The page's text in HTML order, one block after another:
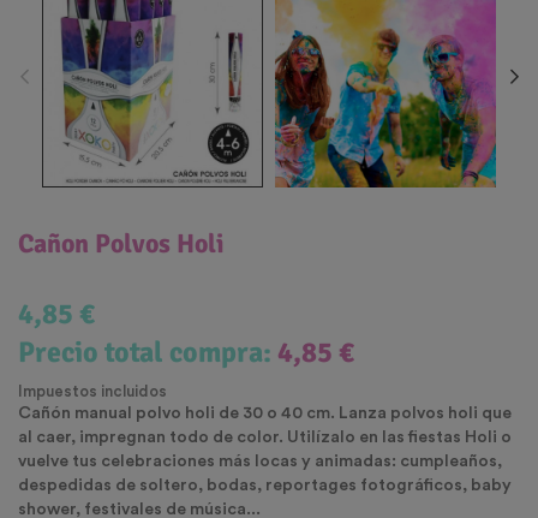
Cañon Polvos Holi
4,85 €
Precio total compra: 4,85 €
Impuestos incluidos
Cañón manual polvo holi de 30 o 40 cm. Lanza polvos holi que
al caer, impregnan todo de color. Utilízalo en las fiestas Holi o
vuelve tus celebraciones más locas y animadas: cumpleaños,
despedidas de soltero, bodas, reportages fotográficos, baby
shower, festivales de música...